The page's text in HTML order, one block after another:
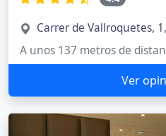
Carrer de Vallroquetes,
A unos 137 metros de
Ver